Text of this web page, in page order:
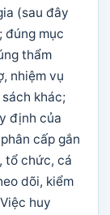
(sau đây
đúng mục
thẩm
nhiệm vụ
khác;
định của
cấp gắn
tổ chức, cá
dõi, kiểm
huy